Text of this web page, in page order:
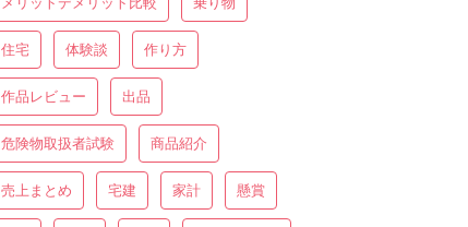
住宅 体験談 作り方
作品レビュー 出品
危険物取扱者試験 商品紹介
売上まとめ 宅建 家計 懸賞